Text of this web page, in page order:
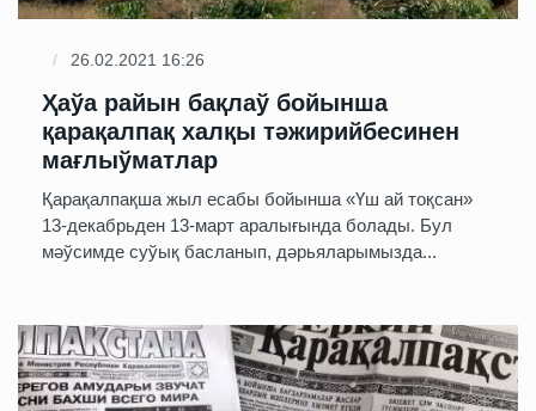
26.02.2021 16:26
Ҳаўа райын бақлаў бойынша
қарақалпақ халқы тәжирийбесинен
мағлыўматлар
Қарақалпақша жыл есабы бойынша «Үш ай тоқсан»
13-декабрьден 13-март аралығында болады. Бул
мәўсимде суўық басланып, дәрьяларымызда...